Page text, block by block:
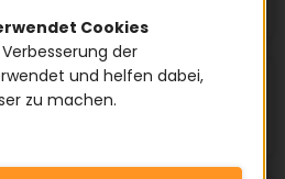
pro Seite:
Cookies
der
und helfen dabei,
zu machen.